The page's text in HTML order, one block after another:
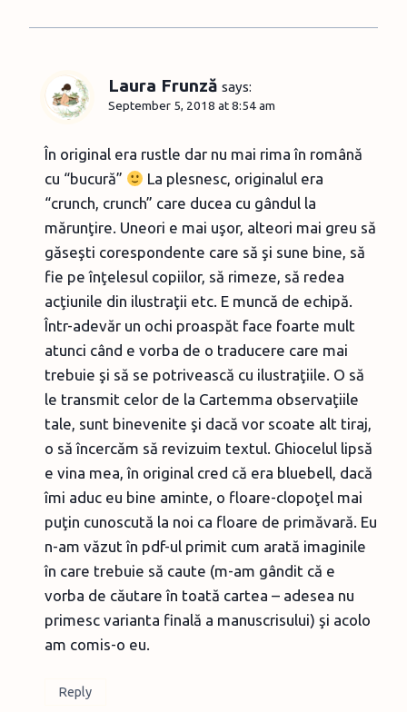
Laura Frunză says:
September 5, 2018 at 8:54 am
În original era rustle dar nu mai rima în română
cu “bucură”
La plesnesc, originalul era
“crunch, crunch” care ducea cu gândul la
mărunţire. Uneori e mai uşor, alteori mai greu să
găseşti corespondente care să şi sune bine, să
fie pe înţelesul copiilor, să rimeze, să redea
acţiunile din ilustraţii etc. E muncă de echipă.
Într-adevăr un ochi proaspăt face foarte mult
atunci când e vorba de o traducere care mai
trebuie şi să se potrivească cu ilustraţiile. O să
le transmit celor de la Cartemma observaţiile
tale, sunt binevenite şi dacă vor scoate alt tiraj,
o să încercăm să revizuim textul. Ghiocelul lipsă
e vina mea, în original cred că era bluebell, dacă
îmi aduc eu bine aminte, o floare-clopoţel mai
puţin cunoscută la noi ca floare de primăvară. Eu
n-am văzut în pdf-ul primit cum arată imaginile
în care trebuie să caute (m-am gândit că e
vorba de căutare în toată cartea – adesea nu
primesc varianta finală a manuscrisului) şi acolo
am comis-o eu.
Reply